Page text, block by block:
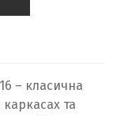
– класична
та